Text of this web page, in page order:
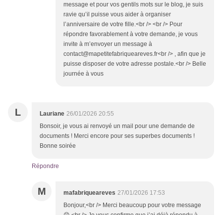
message et pour vos gentils mots sur le blog, je suis
ravie qu’il puisse vous aider à organiser
l’anniversaire de votre fille.<br /> <br /> Pour
répondre favorablement à votre demande, je vous
invite à m’envoyer un message à
contact@mapetitefabriqueareves.fr<br /> , afin que je
puisse disposer de votre adresse postale.<br /> Belle
journée à vous
L Lauriane 26/01/2026 20:55
Bonsoir, je vous ai renvoyé un mail pour une demande de
documents ! Merci encore pour ses superbes documents !
Bonne soirée
Répondre
M mafabriqueareves 27/01/2026 17:53
Bonjour,<br /> Merci beaucoup pour votre message